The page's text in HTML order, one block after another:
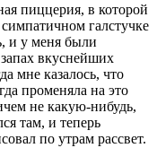
пиццерия, в которой
галстучке
и у меня были
вкуснейших
мне казалось, что
променяла на это
не какую-нибудь,
там, и теперь
по утрам рассвет.